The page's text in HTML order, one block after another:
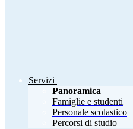
Servizi
Panoramica
Famiglie e studenti
Personale scolastico
Percorsi di studio